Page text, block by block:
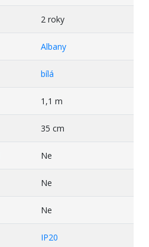
2 roky
Albany
bílá
1,1 m
35 cm
Ne
Ne
Ne
IP20